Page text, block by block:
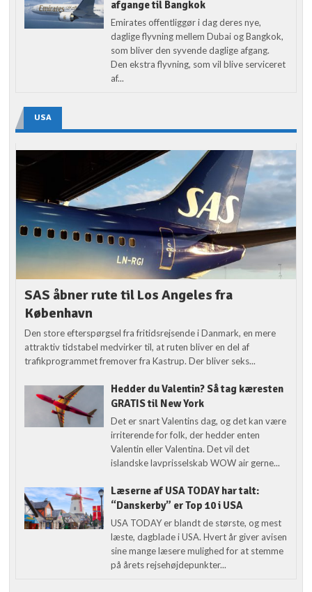
afgange til Bangkok
Emirates offentliggør i dag deres nye,
daglige flyvning mellem Dubai og Bangkok,
som bliver den syvende daglige afgang.
Den ekstra flyvning, som vil blive serviceret
af...
USA
SAS åbner rute til Los Angeles fra
København
Den store efterspørgsel fra fritidsrejsende i Danmark, en mere
attraktiv tidstabel medvirker til, at ruten bliver en del af
trafikprogrammet fremover fra Kastrup. Der bliver seks...
Hedder du Valentin? Så tag kæresten
GRATIS til New York
Det er snart Valentins dag, og det kan være
irriterende for folk, der hedder enten
Valentin eller Valentina. Det vil det
islandske lavprisselskab WOW air gerne...
Læserne af USA TODAY har talt:
“Danskerby” er Top 10 i USA
USA TODAY er blandt de største, og mest
læste, dagblade i USA. Hvert år giver avisen
sine mange læsere mulighed for at stemme
på årets rejsehøjdepunkter...